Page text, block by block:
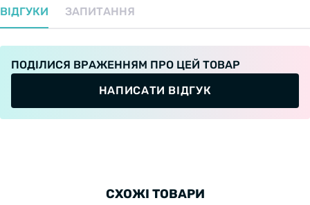
ВІДГУКИ ЗАПИТАННЯ
ПОДІЛИСЯ ВРАЖЕННЯМ ПРО ЦЕЙ ТОВАР
НАПИСАТИ ВІДГУК
СХОЖІ ТОВАРИ